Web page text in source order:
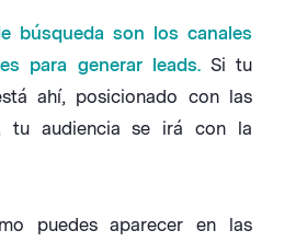
búsqueda son los canales
para generar leads.Si tu
ahí, posicionado con las
tu audiencia se irá con la
puedes aparecer en las